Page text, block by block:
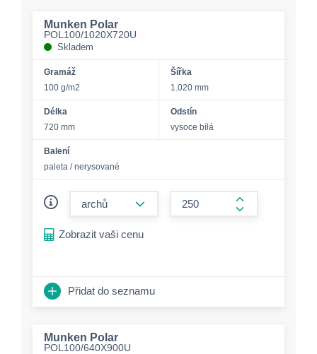
Munken Polar
POL100/1020X720U
Skladem
Gramáž
100 g/m2
Šířka
1.020 mm
Délka
720 mm
Odstín
vysoce bílá
Balení
paleta / nerysované
form.increase-
Zobrazit vaši cenu
Přidat do seznamu
Munken Polar
POL100/640X900U